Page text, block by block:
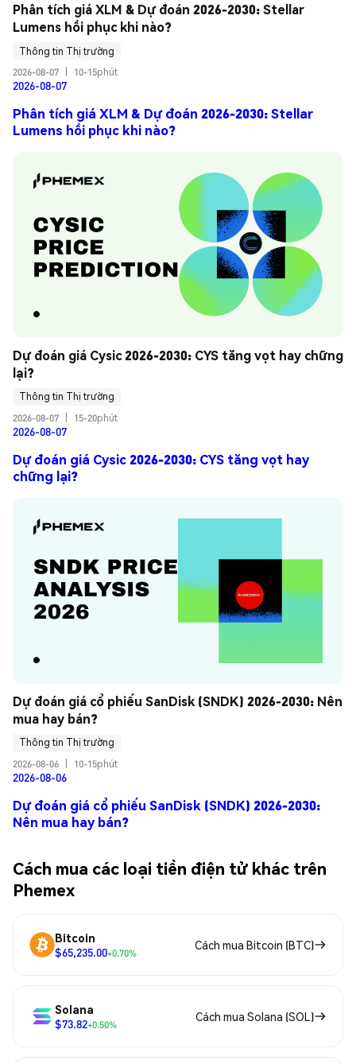
Phân tích giá XLM & Dự đoán 2026-2030: Stellar
Lumens hồi phục khi nào?
Thông tin Thị trường
2026-08-07
10-15phút
2026-08-07
Phân tích giá XLM & Dự đoán 2026-2030: Stellar
Lumens hồi phục khi nào?
Dự đoán giá Cysic 2026-2030: CYS tăng vọt hay chững
lại?
Thông tin Thị trường
2026-08-07
15-20phút
2026-08-07
Dự đoán giá Cysic 2026-2030: CYS tăng vọt hay
chững lại?
Dự đoán giá cổ phiếu SanDisk (SNDK) 2026-2030: Nên
mua hay bán?
Thông tin Thị trường
2026-08-06
10-15phút
2026-08-06
Dự đoán giá cổ phiếu SanDisk (SNDK) 2026-2030:
Nên mua hay bán?
Cách mua các loại tiền điện tử khác trên
Phemex
Bitcoin
$65,235.00+0.70%
Cách mua Bitcoin (BTC)
Solana
$73.82+0.50%
Cách mua Solana (SOL)